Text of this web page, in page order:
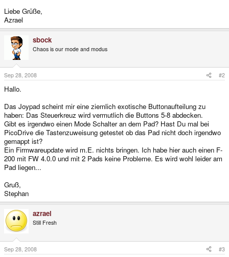
Liebe Grüße,
Azrael
sbock
Chaos is our mode and modus
Sep 28, 2008 #2
Hallo.
Das Joypad scheint mir eine ziemlich exotische Buttonaufteilung zu
haben: Das Steuerkreuz wird vermutlich die Buttons 5-8 abdecken.
Gibt es irgendwo einen Mode Schalter an dem Pad? Hast Du mal bei
PicoDrive die Tastenzuweisung getestet ob das Pad nicht doch irgendwo
gemappt ist?
Ein Firmwareupdate wird m.E. nichts bringen. Ich habe hier auch einen F-
200 mit FW 4.0.0 und mit 2 Pads keine Probleme. Es wird wohl leider am
Pad liegen...
Gruß,
Stephan
azrael
Still Fresh
Sep 28, 2008 #3